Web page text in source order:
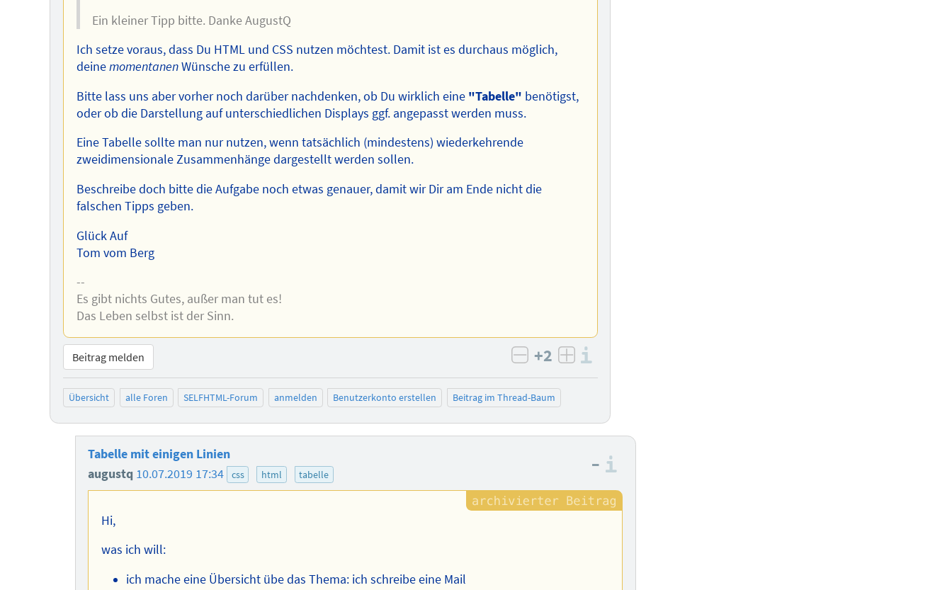
Ein kleiner Tipp bitte. Danke AugustQ
Ich setze voraus, dass Du HTML und CSS nutzen möchtest. Damit ist es durchaus möglich,
deinemomentanenWünsche zu erfüllen.
Bitte lass uns aber vorher noch darüber nachdenken, ob Du wirklich eine "Tabelle" benötigst,
oder ob die Darstellung auf unterschiedlichen Displays ggf. angepasst werden muss.
Eine Tabelle sollte man nur nutzen, wenn tatsächlich (mindestens) wiederkehrende
zweidimensionale Zusammenhänge dargestellt werden sollen.
Beschreibe doch bitte die Aufgabe noch etwas genauer, damit wir Dir am Ende nicht die
falschen Tipps geben.
Glück Auf
Tom vom Berg
--
Es gibt nichts Gutes, außer man tut es!
Das Leben selbst ist der Sinn.
Beitrag melden negativ bewerten
+2 positiv bewerten
Übersicht alle Foren SELFHTML-Forum anmelden Benutzerkonto erstellen Beitrag im Thread-Baum
Tabelle mit einigen Linien
augustq 10.07.2019 17:34 css html tabelle –
Hi,
was ich will:
ich mache eine Übersicht übe das Thema: ich schreibe eine Mail